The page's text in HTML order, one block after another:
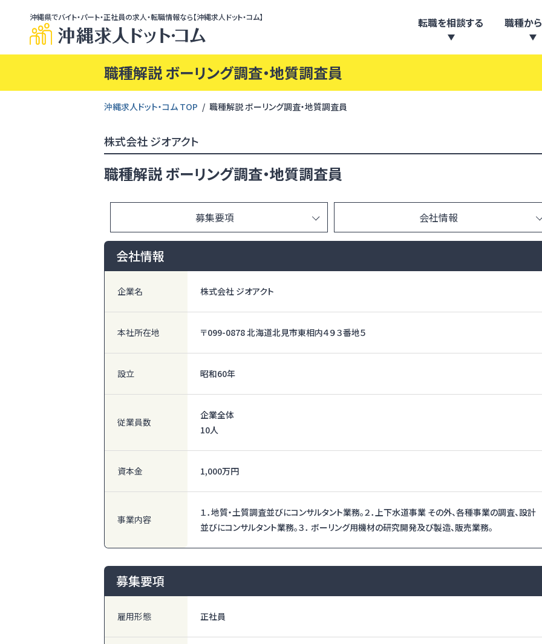
沖縄県でバイト・パート・正社員の求人・転職情報なら【沖縄求人ドット・コム】 転職を相談する 職種か
職種解説 ボーリング調査・地質調査員
沖縄求人ドット・コム TOP 職種解説 ボーリング調査・地質調査員
株式会社 ジオアクト
職種解説 ボーリング調査・地質調査員
募集要項 会社情報
会社情報
企業名 株式会社 ジオアクト
本社所在地 〒099-0878 北海道北見市東相内４９３番地５
設立 昭和60年
従業員数
企業全体
10人
資本金 1,000万円
事業内容
１．地質・土質調査並びにコンサルタント業務。２．上下水道事業 その外、各種事業の調査、設計
並びにコンサルタント業務。３． ボーリング用機材の研究開発及び製造、販売業務。
募集要項
雇用形態 正社員